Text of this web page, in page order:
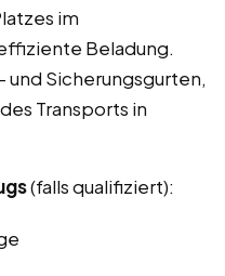
im
Beladung.
und Sicherungsgurten,
Transports in
(falls qualifiziert):